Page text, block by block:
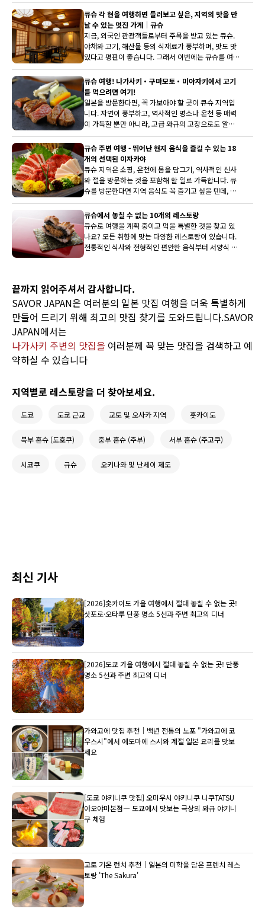
어떤 것을 먹어도 실패 없는 가게들이 모여 있습니다!
큐슈 각 현을 여행하면 들러보고 싶은, 지역의 맛을 만
날 수 있는 멋진 가게｜큐슈
지금, 외국인 관광객들로부터 주목을 받고 있는 큐슈.
야채와 고기, 해산물 등의 식재료가 풍부하며, 맛도 맛
있다고 평판이 좋습니다. 그래서 이번에는 큐슈를 여행
하면 들러보고 싶은, 지역의 맛을 만날 수 있는 가게를
5곳 선정했습니다. 각 지역의 특색이 나타난 요리들을,
꼭 체험해 보세요.
큐슈 여행! 나가사키・구마모토・미야자키에서 고기
를 먹으려면 여기!
일본을 방문한다면, 꼭 가보아야 할 곳이 큐슈 지역입
니다. 자연이 풍부하고, 역사적인 명소나 온천 등 매력
이 가득할 뿐만 아니라, 고급 와규의 고장으로도 알려
져 있습니다. 그래서 큐슈 지역에서 추천하는 고기 요
리점을 선정했습니다. 야키니쿠나 모츠나베, 철판구이
등 다양한 스타일로 즐길 수 있는 5곳. 큐슈 여행은 맛
있는 고기 요리로 결정입니다.
규슈 주변 여행 - 뛰어난 현지 음식을 즐길 수 있는 18
개의 선택된 이자카야
큐슈 지역은 쇼핑, 온천에 몸을 담그기, 역사적인 신사
와 절을 방문하는 것을 포함해 할 일로 가득합니다. 큐
슈를 방문한다면 지역 음식도 꼭 즐기고 싶을 텐데, 여
기 이 지역 특유의 미식을 즐길 수 있는 추천 이자카야
18곳이 있습니다.
큐슈에서 놓칠 수 없는 10개의 레스토랑
큐슈로 여행을 계획 중이고 먹을 특별한 것을 찾고 있
나요? 모든 취향에 맞는 다양한 레스토랑이 있습니다.
전통적인 식사와 전형적인 편안한 음식부터 서양식 요
끝까지 읽어주셔서 감사합니다.
SAVOR JAPAN은 여러분의 일본 맛집 여행을 더욱 특별하게
만들어 드리기 위해 최고의 맛집 찾기를 도와드립니다.SAVOR
JAPAN에서는
나가사키 주변의 맛집을 여러분께 꼭 맞는 맛집을 검색하고 예
약하실 수 있습니다
지역별로 레스토랑을 더 찾아보세요.
도쿄 도쿄 근교 교토 및 오사카 지역 홋카이도
북부 혼슈 (도호쿠) 중부 혼슈 (주부) 서부 혼슈 (주고쿠)
시코쿠 규슈 오키나와 및 난세이 제도
최신 기사
[2026]홋카이도 가을 여행에서 절대 놓칠 수 없는 곳!
삿포로·오타루 단풍 명소 5선과 주변 최고의 디너
[2026]도쿄 가을 여행에서 절대 놓칠 수 없는 곳! 단풍
명소 5선과 주변 최고의 디너
가와고에 맛집 추천｜백년 전통의 노포 "가와고에 코
우스시"에서 에도마에 스시와 계절 일본 요리를 맛보
세요
[도쿄 야키니쿠 맛집] 오미우시 야키니쿠 니쿠TATSU
아오야마본점― 도쿄에서 맛보는 극상의 와규 야키니
쿠 체험
교토 기온 런치 추천｜일본의 미학을 담은 프렌치 레스
토랑 'The Sakura'